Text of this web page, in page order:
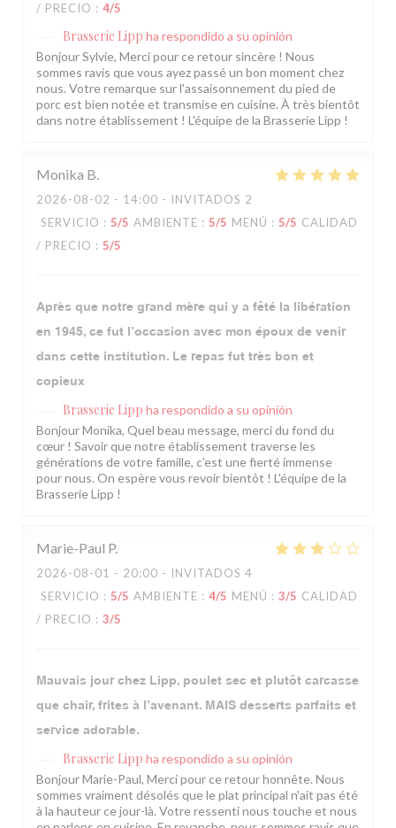
/ PRECIO : 4/5
Brasserie Lipp ha respondido a su opinión
Bonjour Sylvie, Merci pour ce retour sincère ! Nous
sommes ravis que vous ayez passé un bon moment chez
nous. Votre remarque sur l'assaisonnement du pied de
porc est bien notée et transmise en cuisine. À très bientôt
dans notre établissement ! L'équipe de la Brasserie Lipp !
Monika B
2026-08-02 - 14:00 - INVITADOS 2
SERVICIO : 5/5 AMBIENTE : 5/5 MENÚ : 5/5 CALIDAD
/ PRECIO : 5/5
Après que notre grand mère qui y a fêté la libération
en 1945, ce fut l’occasion avec mon époux de venir
dans cette institution. Le repas fut très bon et
copieux
Brasserie Lipp ha respondido a su opinión
Bonjour Monika, Quel beau message, merci du fond du
cœur ! Savoir que notre établissement traverse les
générations de votre famille, c'est une fierté immense
pour nous. On espère vous revoir bientôt ! L'équipe de la
Brasserie Lipp !
Marie-Paul P
2026-08-01 - 20:00 - INVITADOS 4
SERVICIO : 5/5 AMBIENTE : 4/5 MENÚ : 3/5 CALIDAD
/ PRECIO : 3/5
Mauvais jour chez Lipp, poulet sec et plutôt carcasse
que chair, frites à l’avenant. MAIS desserts parfaits et
service adorable.
Brasserie Lipp ha respondido a su opinión
Bonjour Marie-Paul, Merci pour ce retour honnête. Nous
sommes vraiment désolés que le plat principal n'ait pas été
à la hauteur ce jour-là. Votre ressenti nous touche et nous